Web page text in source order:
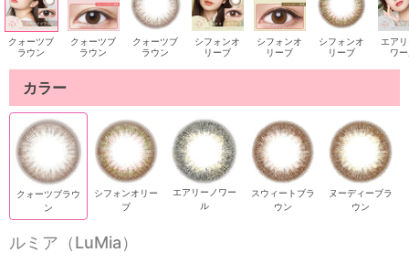
クォーツブ
ラウン
クォーツブ
ラウン
クォーツブ
ラウン
シフォンオ
リーブ
シフォンオ
リーブ
シフォンオ
リーブ
エア
ワ
カラー
クォーツブラウ
ン
シフォンオリー
ブ
エアリーノワー
ル
スウィートブラ
ウン
ヌーディーブラ
ウン
ルミア（LuMia）